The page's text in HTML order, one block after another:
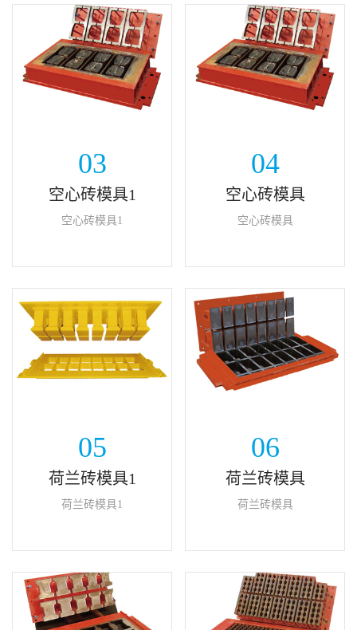
03
空心砖模具1
空心砖模具1
04
空心砖模具
空心砖模具
05
荷兰砖模具1
荷兰砖模具1
06
荷兰砖模具
荷兰砖模具